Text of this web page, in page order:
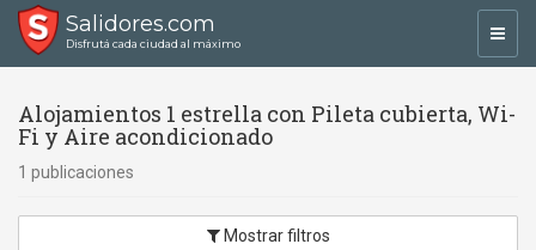
Salidores.com
Disfrutá cada ciudad al máximo
Alojamientos 1 estrella con Pileta cubierta, Wi-
Fi y Aire acondicionado
1 publicaciones
Mostrar filtros